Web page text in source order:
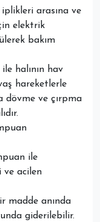
arasına ve
elektrik
bakım
halının hav
hareketlerle
dövme ve çırpma
ile
ve acilen
madde anında
giderilebilir.